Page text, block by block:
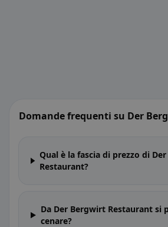
Domande frequenti su Der
Qual è la fascia di prezzo di
Restaurant?
Da Der Bergwirt Restaurant si
cenare?